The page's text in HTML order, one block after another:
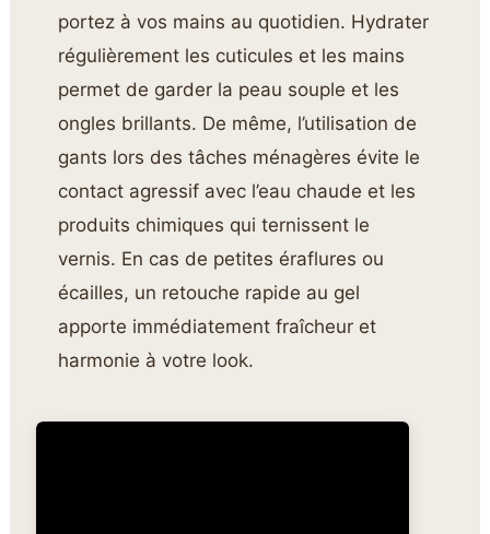
portez à vos mains au quotidien. Hydrater
régulièrement les cuticules et les mains
permet de garder la peau souple et les
ongles brillants. De même, l’utilisation de
gants lors des tâches ménagères évite le
contact agressif avec l’eau chaude et les
produits chimiques qui ternissent le
vernis. En cas de petites éraflures ou
écailles, un retouche rapide au gel
apporte immédiatement fraîcheur et
harmonie à votre look.